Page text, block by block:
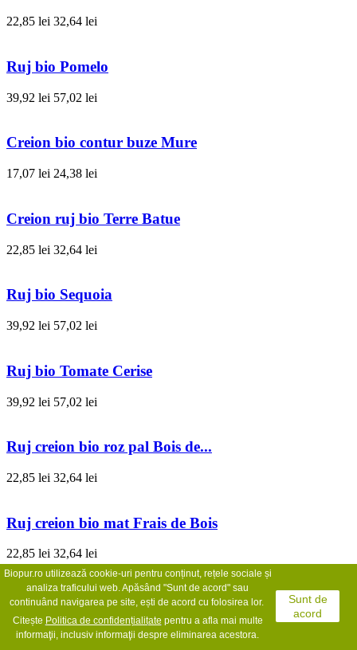
22,85 lei 32,64 lei
Ruj bio Pomelo
39,92 lei 57,02 lei
Creion bio contur buze Mure
17,07 lei 24,38 lei
Creion ruj bio Terre Batue
22,85 lei 32,64 lei
Ruj bio Sequoia
39,92 lei 57,02 lei
Ruj bio Tomate Cerise
39,92 lei 57,02 lei
Ruj creion bio roz pal Bois de...
22,85 lei 32,64 lei
Ruj creion bio mat Frais de Bois
22,85 lei 32,64 lei
Creion bio contur buze Nude
17,07 lei 24,38 lei
Biopur.ro utilizează cookie-uri pentru conținut, rețele sociale și
analiza traficului web. Apăsând "Sunt de acord" sau
continuând navigarea pe site, ești de acord cu folosirea lor.
Citește Politica de confidențialitate pentru a afla mai multe
informaţii, inclusiv informaţii despre eliminarea acestora.
Sunt de
acord